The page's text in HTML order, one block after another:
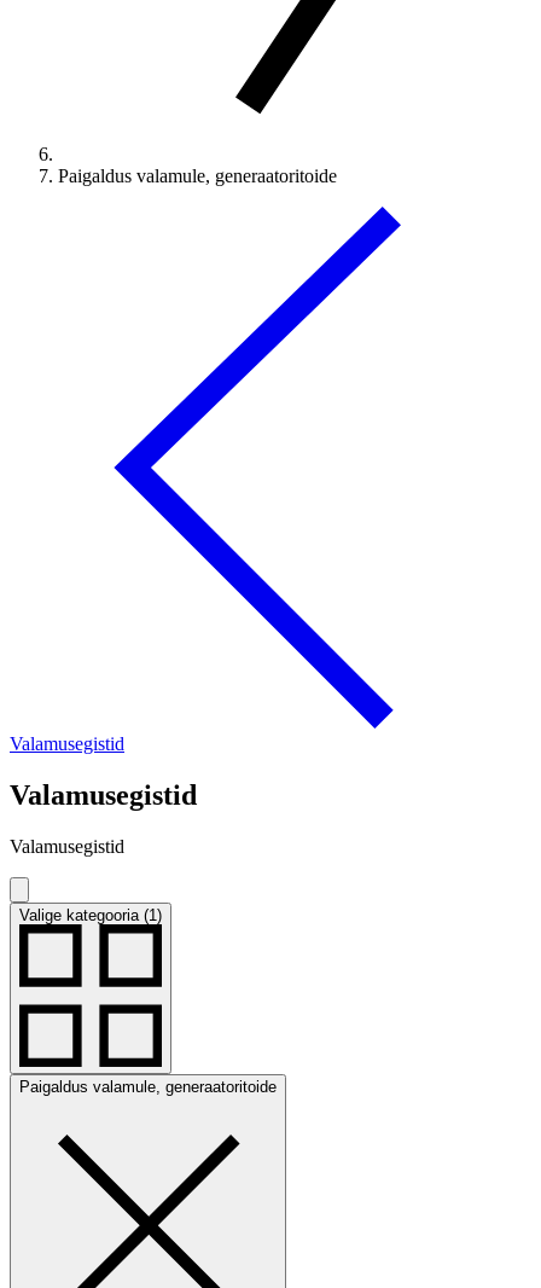
Paigaldus valamule, generaatoritoide
Valamusegistid
Valamusegistid
Valamusegistid
Valige kategooria (1)
Paigaldus valamule, generaatoritoide